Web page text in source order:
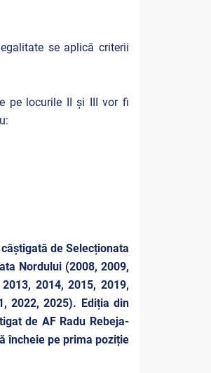
se aplică criterii
pe locurile II și III vor fi
de Selecționata
Nordului (2008, 2009,
2014, 2015, 2019,
2022, 2025). Ediția din
de AF Radu Rebeja-
încheie pe prima poziție